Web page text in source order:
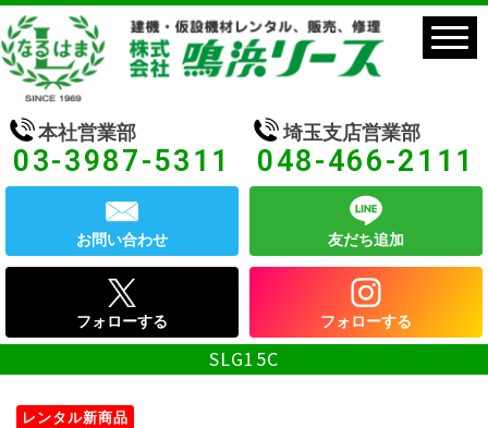
本社営業部
03-3987-5311
埼玉支店営業部
048-466-2111
お問い合わせ 友だち追加
フォローする フォローする
SLG15C
レンタル新商品